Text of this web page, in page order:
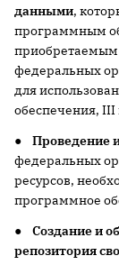
данными,
программным
приобретаемым
федеральных
для
обеспечения, III
● Проведение
федеральных
ресурсов,
программное
● Создание и
репозитория